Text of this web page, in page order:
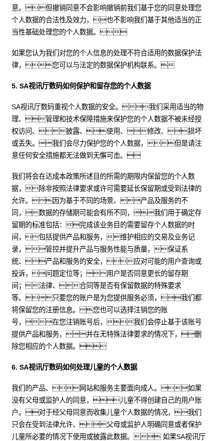
意。但撤销同意不会影响撤销前我们基于您的同意处理您
个人数据的合法性及效力，也不影响我们基于其他适当的正
当性基础处理您的个人数据。
如果您认为我们对您的个人信息的处理不符合适用的数据保护法
律，您可以与法定的数据保护机构联系。
5. SA视讯厅数码如何保护和留存您的个人数据
SA视讯厅数码重视个人数据的安全。我们采用适当的物
理、管理和技术保障措施来保护您的个人数据不被未经授
权访问、披露、使用、修改、损坏
或丢失。我们会尽力保护您的个人数据，但是请注
意任何安全措施都无法做到无懈可击。
我们将会在达成本政策所述目的所需的期限内保留您的个人数
据，除非按照法律要求或许可需要延长保留期或受到法律的
允许。因为基于不同的场景、产品及服务的不
同，数据的存储期可能会有所不同，我们用于确定存
留期的标准包括：完成该业务目的需要留存个人数据的时
间，包括提供产品和服务，维护相应的交易及业务记
录，管控并提升产品与服务性能与质量，保证系
统、产品和服务的安全，应对可能的用户查询或
投诉，问题定位等；用户是否同意更长的留存期
间；法律、合同等是否有保留数据的特殊要求
等。只要您的账户是为您提供服务必须，我们都
将保留您的注册信息。您也可以选择注销您的账
号，在您注销账号后，我们会停止基于该账号
提供产品和服务，并在无特殊法律要求的情况下，删
除您相应的个人数据。
6. SA视讯厅数码如何处理儿童的个人数据
我们的产品、网站和服务主要面向成人。如果
没有父母或监护人的同意，儿童不得创建自己的用户账
户。对于经父母同意而收集儿童个人数据的情况，我们
只会在受到法律允许、父母或监护人明确同意或者保护
儿童所必要的情况下使用或披露此数据。 如果SA视讯厅